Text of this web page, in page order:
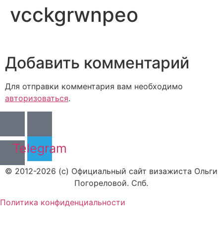
vcckgrwnpeo
Добавить комментарий
Для отправки комментария вам необходимо
авторизоваться.
Telegram
© 2012-2026 (c) Официальный сайт визажиста Ольги
Погореловой. Спб.
Политика конфиденциальности